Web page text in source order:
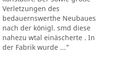
Verletzungen des
bedauernswerthe Neubaues
nach der königl. smd diese
nahezu wtal einäscherte . In
der Fabrik wurde ..."